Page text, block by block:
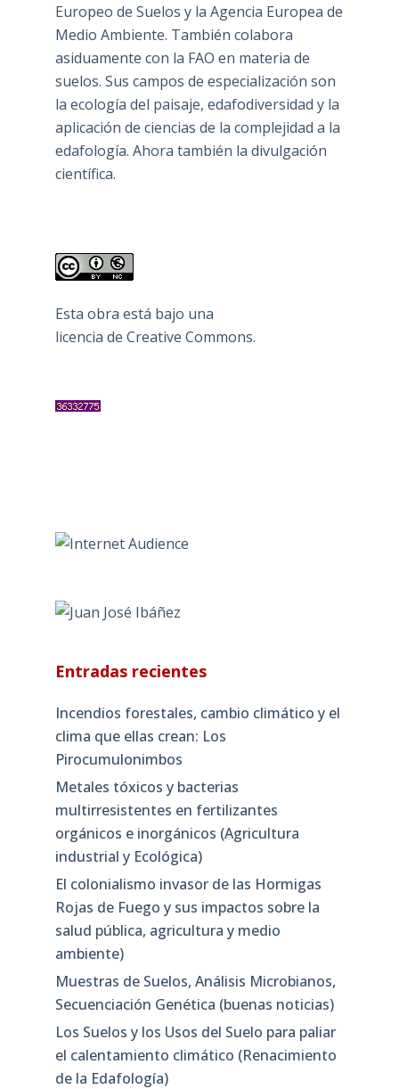
Europeo de Suelos y la Agencia Europea de
Medio Ambiente. También colabora
asiduamente con la FAO en materia de
suelos. Sus campos de especialización son
la ecología del paisaje, edafodiversidad y la
aplicación de ciencias de la complejidad a la
edafología. Ahora también la divulgación
científica.
Esta obra está bajo una
licencia de Creative Commons.
Entradas recientes
Incendios forestales, cambio climático y el
clima que ellas crean: Los
Pirocumulonimbos
Metales tóxicos y bacterias
multirresistentes en fertilizantes
orgánicos e inorgánicos (Agricultura
industrial y Ecológica)
El colonialismo invasor de las Hormigas
Rojas de Fuego y sus impactos sobre la
salud pública, agricultura y medio
ambiente)
Muestras de Suelos, Análisis Microbianos,
Secuenciación Genética (buenas noticias)
Los Suelos y los Usos del Suelo para paliar
el calentamiento climático (Renacimiento
de la Edafología)